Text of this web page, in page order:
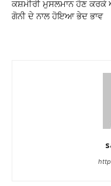
ਕਸ਼ਮੀਰੀ ਮੁਸਲਮਾਨ ਹੋਣ ਕਰਕੇ
ਗੋਨੀ ਦੇ ਨਾਲ ਹੋਇਆ ਭੇਦ ਭਾਵ